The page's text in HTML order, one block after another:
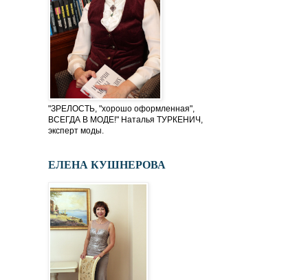
"ЗРЕЛОСТЬ, "хорошо оформленная",
ВСЕГДА В МОДЕ!" Наталья ТУРКЕНИЧ,
эксперт моды.
ЕЛЕНА КУШНЕРОВА